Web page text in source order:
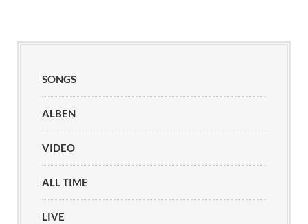
SONGS
ALBEN
VIDEO
ALL TIME
LIVE